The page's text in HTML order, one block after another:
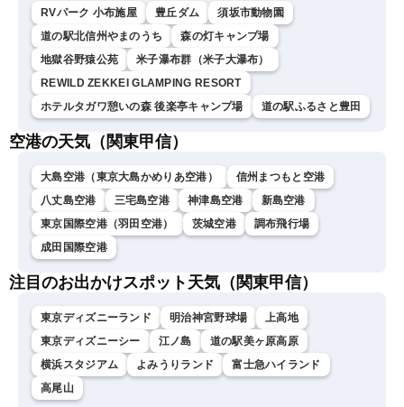
RVパーク 小布施屋 豊丘ダム
須坂市動物園
道の駅北信州やまのうち
森の灯キャンプ場
地獄谷野猿公苑
米子瀑布群（米子大瀑布）
REWILD ZEKKEI GLAMPING RESORT
ホテルタガワ憩いの森 後楽亭キャンプ場
道の駅ふるさと豊田
空港の天気（関東甲信）
大島空港（東京大島かめりあ空港）
信州まつもと空港
八丈島空港
三宅島空港 神津島空港
新島空港
東京国際空港（羽田空港）
茨城空港
調布飛行場
成田国際空港
注目のお出かけスポット天気（関東甲信）
東京ディズニーランド 明治神宮野球場
上高地
東京ディズニーシー
江ノ島
道の駅美ヶ原高原
横浜スタジアム
よみうりランド
富士急ハイランド
高尾山